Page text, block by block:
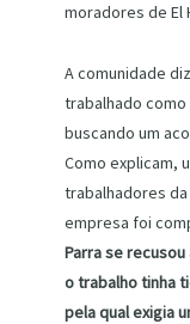
moradores de El
A comunidade
trabalhado como
buscando um
Como explicam,
trabalhadores da
empresa foi
Parra se
o trabalho tinha
pela qual exigia